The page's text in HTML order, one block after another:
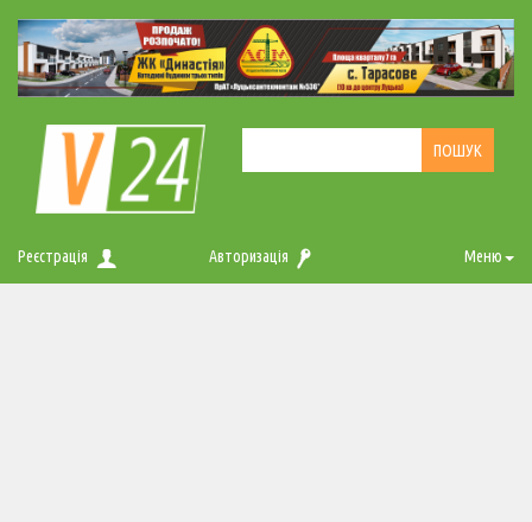
Реєстрація Авторизація Меню